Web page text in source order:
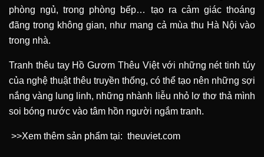
phòng ngủ, trong phòng bếp… tạo ra cảm giác thoáng
đãng trong không gian, như mang cả mùa thu Hà Nội vào
trong nhà.
Tranh thêu tay Hồ Gươm Thêu Việt với những nét tinh túy
của nghệ thuật thêu truyền thống, có thể tạo nên những sợi
nắng vàng lung linh, những nhành liễu nhỏ lơ thơ thả mình
soi bóng nước vào tâm hồn người ngắm tranh.
>>Xem thêm sản phẩm tại: theuviet.com